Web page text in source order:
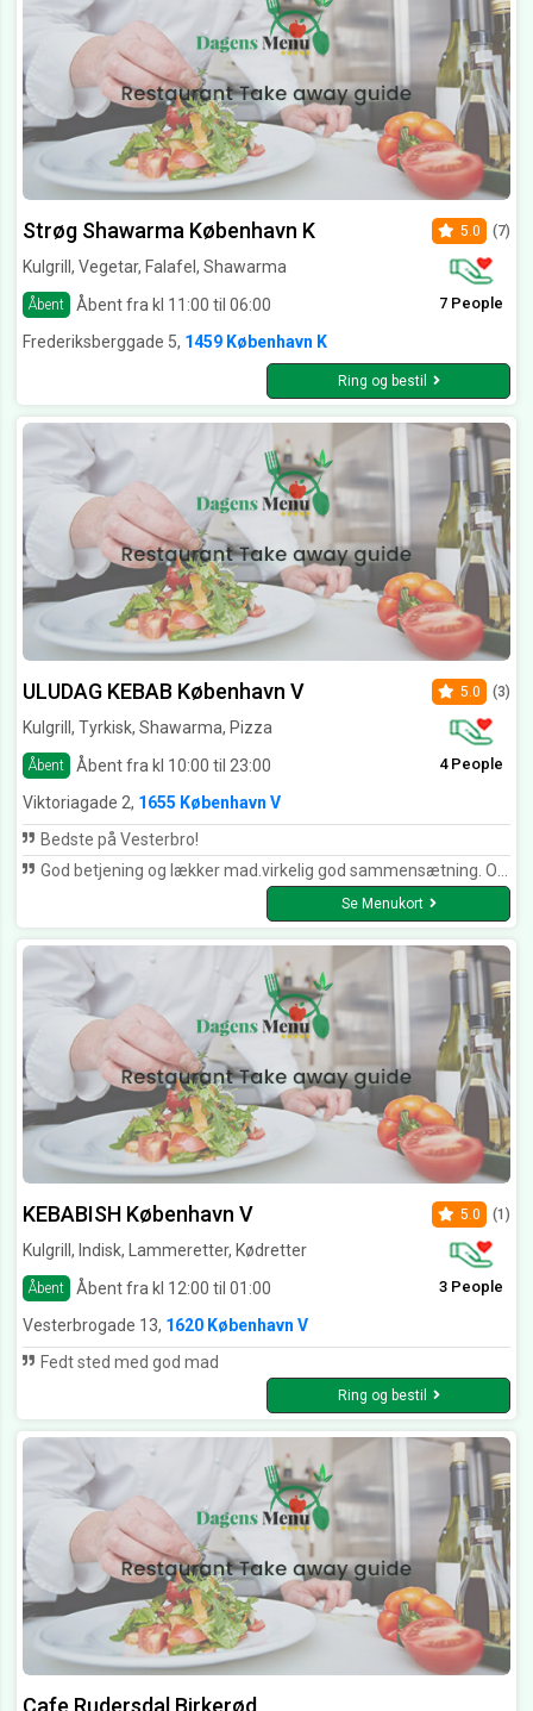
Strøg Shawarma København K
Kulgrill, Vegetar, Falafel, Shawarma
Åbent Åbent fra kl 11:00 til 06:00
5.0 (7)
7 People
Frederiksberggade 5, 1459 København K
Ring og bestil
ULUDAG KEBAB København V
Kulgrill, Tyrkisk, Shawarma, Pizza
Åbent Åbent fra kl 10:00 til 23:00
5.0 (3)
4 People
Viktoriagade 2, 1655 København V
Bedste på Vesterbro!
God betjening og lækker mad.virkelig god sammensætning. Og tilpas størrelse på maden.
Se Menukort
KEBABISH København V
Kulgrill, Indisk, Lammeretter, Kødretter
Åbent Åbent fra kl 12:00 til 01:00
5.0 (1)
3 People
Vesterbrogade 13, 1620 København V
Fedt sted med god mad
Ring og bestil
Cafe Rudersdal Birkerød